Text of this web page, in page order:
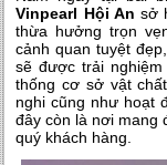
Vinpearl Hội An sở
thừa hưởng trọn
cảnh quan tuyệt
sẽ được trải
thống cơ sở vật
nghi cũng như hoạt
đây còn là nơi mang
quý khách hàng.